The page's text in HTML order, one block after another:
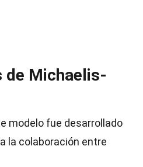
Michaelis-
modelo fue desarrollado
la colaboración entre